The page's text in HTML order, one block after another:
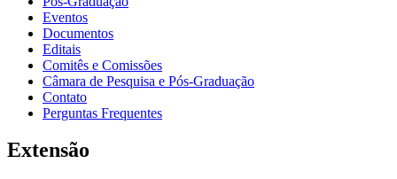
Eventos
Documentos
Editais
Comitês e Comissões
Câmara de Pesquisa e Pós-Graduação
Contato
Perguntas Frequentes
Extensão